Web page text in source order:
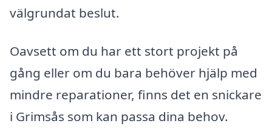
välgrundat beslut.
Oavsett om du har ett stort projekt på
gång eller om du bara behöver hjälp med
mindre reparationer, finns det en snickare
i Grimsås som kan passa dina behov.